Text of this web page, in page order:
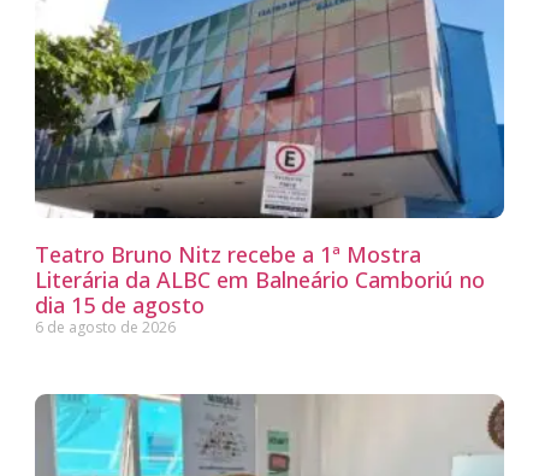
Teatro Bruno Nitz recebe a 1ª Mostra
Literária da ALBC em Balneário Camboriú no
dia 15 de agosto
6 de agosto de 2026